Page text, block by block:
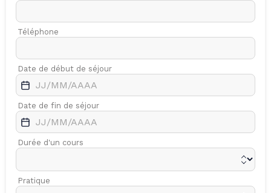
Téléphone
Date de début de séjour
Date de fin de séjour
Durée d'un cours
Pratique